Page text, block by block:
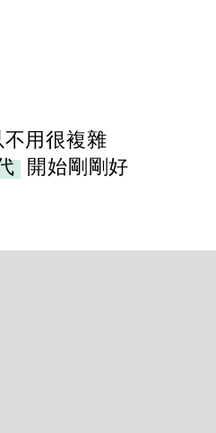
用很複雜
開始剛剛好